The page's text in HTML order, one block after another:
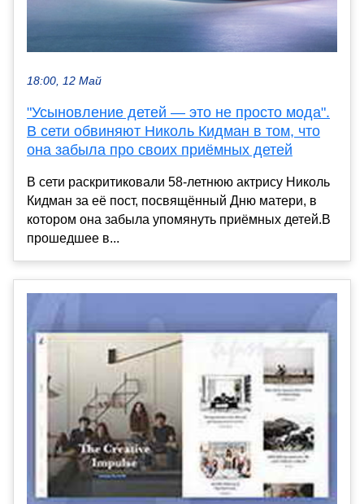
18:00, 12 Май
"Усыновление детей — это не просто мода".
В сети обвиняют Николь Кидман в том, что
она забыла про своих приёмных детей
В сети раскритиковали 58-летнюю актрису Николь
Кидман за её пост, посвящённый Дню матери, в
котором она забыла упомянуть приёмных детей.В
прошедшее в...